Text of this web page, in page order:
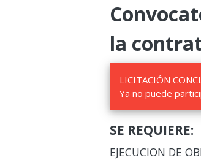
la
LICITACIÓN
Ya no puede
SE REQUIERE:
EJECUCION DE